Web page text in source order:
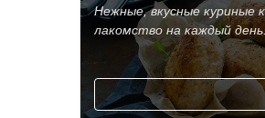
Нежные, вкусные куриные
лакомство на каждый день.